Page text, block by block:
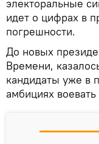
электоральные
идет о цифрах в
погрешности.
До новых
Времени,
кандидаты уже в
амбициях